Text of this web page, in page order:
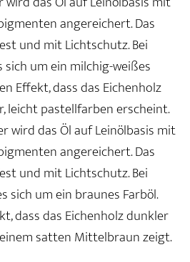
angereichert. Das
und mit Lichtschutz. Bei
sich um ein milchig-weißes
Effekt, dass das Eichenholz
leicht pastellfarben erscheint.
wird das Öl auf Leinölbasis mit
angereichert. Das
und mit Lichtschutz. Bei
sich um ein braunes Farböl.
dass das Eichenholz dunkler
satten Mittelbraun zeigt.